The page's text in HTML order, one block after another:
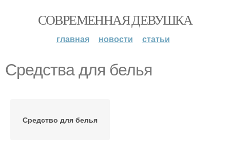
СОВРЕМЕННАЯ ДЕВУШКА
главная новости статьи
Средства для белья
Средство для белья